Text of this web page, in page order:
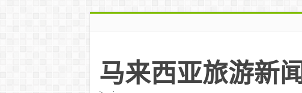
马来西亚旅游新闻